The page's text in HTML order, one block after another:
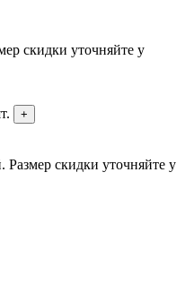
скидки уточняйте у
+
Размер скидки уточняйте у